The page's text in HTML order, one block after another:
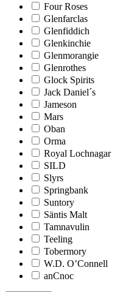
Four Roses
Glenfarclas
Glenfiddich
Glenkinchie
Glenmorangie
Glenrothes
Glock Spirits
Jack Daniel´s
Jameson
Mars
Oban
Orma
Royal Lochnagar
SILD
Slyrs
Springbank
Suntory
Säntis Malt
Tamnavulin
Teeling
Tobermory
W.D. O’Connell
anCnoc